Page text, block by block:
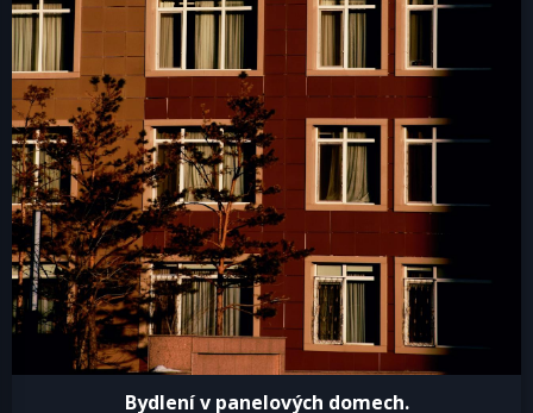
Bydlení v panelových domech.